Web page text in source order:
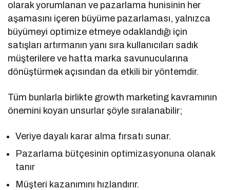
olarak yorumlanan ve pazarlama hunisinin her
aşamasını içeren büyüme pazarlaması, yalnızca
büyümeyi optimize etmeye odaklandığı için
satışları artırmanın yanı sıra kullanıcıları sadık
müşterilere ve hatta marka savunucularına
dönüştürmek açısından da etkili bir yöntemdir.
Tüm bunlarla birlikte growth marketing kavramının
önemini koyan unsurlar şöyle sıralanabilir;
Veriye dayalı karar alma fırsatı sunar.
Pazarlama bütçesinin optimizasyonuna olanak
tanır
Müşteri kazanımını hızlandırır.